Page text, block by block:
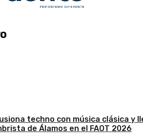
techno con música clásica y
de Álamos en el FAOT 2026